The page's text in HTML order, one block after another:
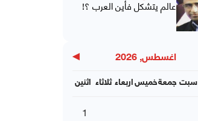
عالم يتشكل فأين العرب ؟!
اغسطس, 2026 ▶
اثنين ثلاثاء اربعاءخميسجمعة سبت
1